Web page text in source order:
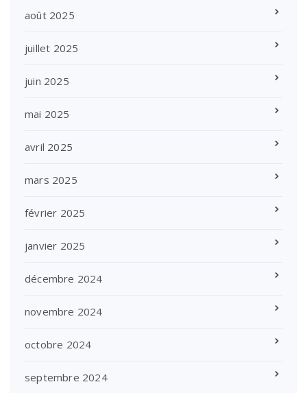
août 2025
juillet 2025
juin 2025
mai 2025
avril 2025
mars 2025
février 2025
janvier 2025
décembre 2024
novembre 2024
octobre 2024
septembre 2024